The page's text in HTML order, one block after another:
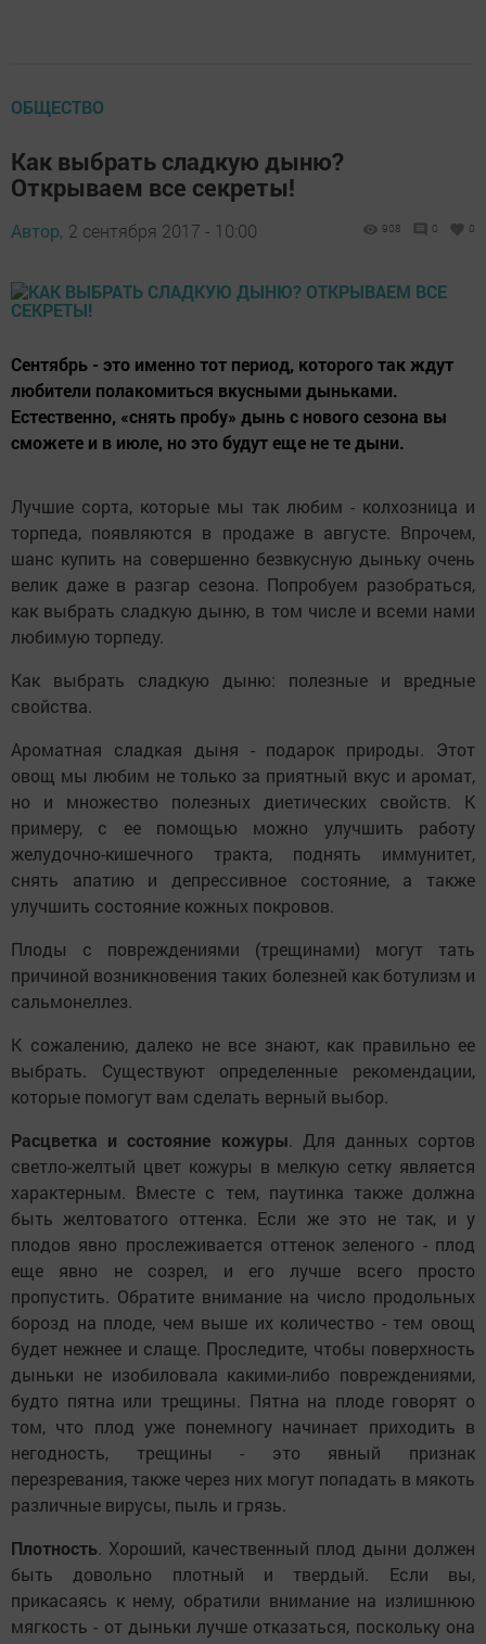
ОБЩЕСТВО
Как выбрать сладкую дыню?
Открываем все секреты!
Автор, 2 сентября 2017 - 10:00 908 0 0
Сентябрь - это именно тот период, которого так ждут
любители полакомиться вкусными дыньками.
Естественно, «снять пробу» дынь с нового сезона вы
сможете и в июле, но это будут еще не те дыни.
Лучшие сорта, которые мы так любим - колхозница и
торпеда, появляются в продаже в августе. Впрочем,
шанс купить на совершенно безвкусную дыньку очень
велик даже в разгар сезона. Попробуем разобраться,
как выбрать сладкую дыню, в том числе и всеми нами
любимую торпеду.
Как выбрать сладкую дыню: полезные и вредные
свойства.
Ароматная сладкая дыня - подарок природы. Этот
овощ мы любим не только за приятный вкус и аромат,
но и множество полезных диетических свойств. К
примеру, с ее помощью можно улучшить работу
желудочно-кишечного тракта, поднять иммунитет,
снять апатию и депрессивное состояние, а также
улучшить состояние кожных покровов.
Плоды с повреждениями (трещинами) могут тать
причиной возникновения таких болезней как ботулизм и
сальмонеллез.
К сожалению, далеко не все знают, как правильно ее
выбрать. Существуют определенные рекомендации,
которые помогут вам сделать верный выбор.
Расцветка и состояние кожуры. Для данных сортов
светло-желтый цвет кожуры в мелкую сетку является
характерным. Вместе с тем, паутинка также должна
быть желтоватого оттенка. Если же это не так, и у
плодов явно прослеживается оттенок зеленого - плод
еще явно не созрел, и его лучше всего просто
пропустить. Обратите внимание на число продольных
борозд на плоде, чем выше их количество - тем овощ
будет нежнее и слаще. Проследите, чтобы поверхность
дыньки не изобиловала какими-либо повреждениями,
будто пятна или трещины. Пятна на плоде говорят о
том, что плод уже понемногу начинает приходить в
негодность, трещины - это явный признак
перезревания, также через них могут попадать в мякоть
различные вирусы, пыль и грязь.
Плотность. Хороший, качественный плод дыни должен
быть довольно плотный и твердый. Если вы,
прикасаясь к нему, обратили внимание на излишнюю
мягкость - от дыньки лучше отказаться, поскольку она